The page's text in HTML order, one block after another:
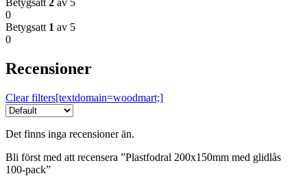
0
Betygsatt 1 av 5
0
Recensioner
Clear filters[textdomain=woodmart;]
Det finns inga recensioner än.
Bli först med att recensera ”Plastfodral 200x150mm med glidlås
100-pack”